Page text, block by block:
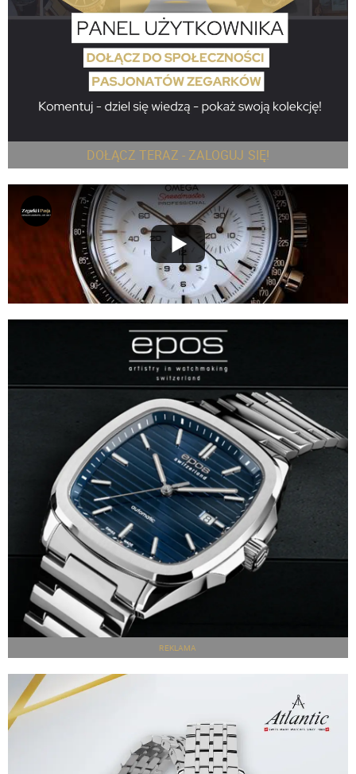
DOŁĄCZ TERAZ - ZALOGUJ SIĘ!
REKLAMA